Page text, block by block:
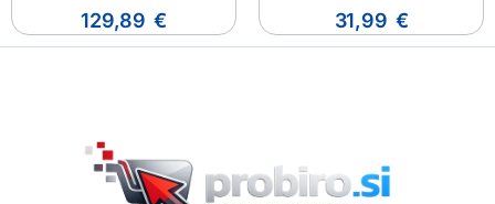
129,89 € 31,99 €